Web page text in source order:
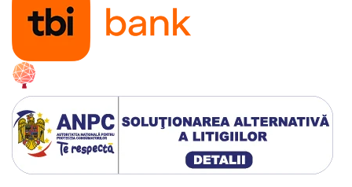
Material: plastic
Telecomanda completă
Frecvență: 2,4 GHz
Sursa de alimentare a telecomenzii: 3x baterii
AA (nu sunt incluse în set)
Suspensie independentă pentru fiecare roată
Material corp: PVC
Anvelope: cauciuc
Timp de funcționare: până la 10 min